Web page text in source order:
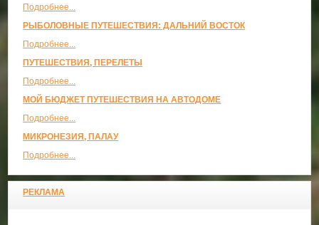
Подробнее...
РЫБОЛОВНЫЕ ПУТЕШЕСТВИЯ: ДАЛЬНИЙ ВОСТОК
Подробнее...
ПУТЕШЕСТВИЯ, ПЕРЕЛЕТЫ
Подробнее...
МОЙ БЮДЖЕТ ПУТЕШЕСТВИЯ НА АВТОДОМЕ
Подробнее...
МИКРОНЕЗИЯ, ПАЛАУ
Подробнее...
РЕКЛАМА